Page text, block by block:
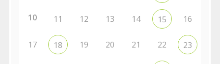
10 11 12 13 14 15 16
17 18 19 20 21 22 23